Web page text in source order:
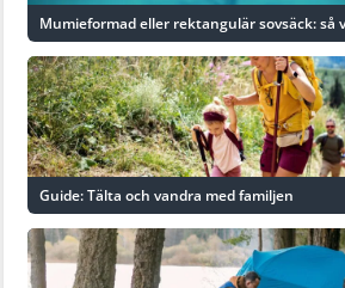
Mumieformad eller rektangulär sovsäck: så
Guide: Tälta och vandra med familjen